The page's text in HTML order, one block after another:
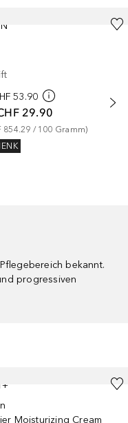
53.90
29.90
854.29 / 100 Gramm)
bekannt.
progressiven
Moisturizing Cream